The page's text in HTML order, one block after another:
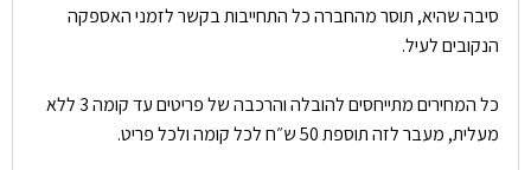
סיבה שהיא, תוסר מהחברה כל התחייבות בקשר לזמני האספקה
הנקובים לעיל.
כל המחירים מתייחסים להובלה והרכבה של פריטים עד קומה 3 ללא
מעלית, מעבר לזה תוספת 50 ש״ח לכל קומה ולכל פריט.